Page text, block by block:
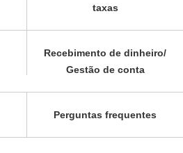
taxas
Recebimento de dinheiro/
Gestão de conta
Perguntas frequentes